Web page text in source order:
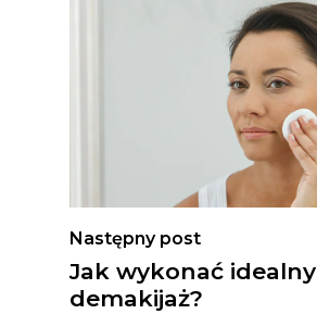
Następny post
Jak wykonać idealny
demakijaż?